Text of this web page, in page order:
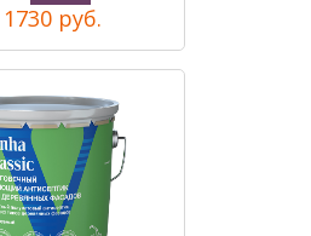
руб.